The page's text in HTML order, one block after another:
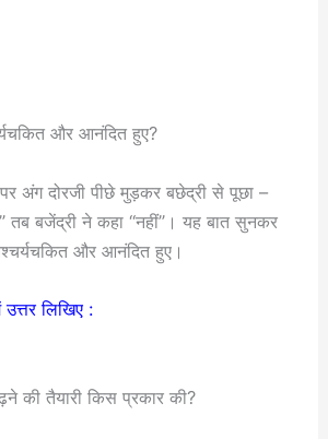
और आनंदित हुए?
अंग दोरजी पीछे मुड़कर बछेद्री से पूछा –
तब बजेंद्री ने कहा “नहीं”। यह बात सुनकर
और आनंदित हुए।
लिखिए :
की तैयारी किस प्रकार की?